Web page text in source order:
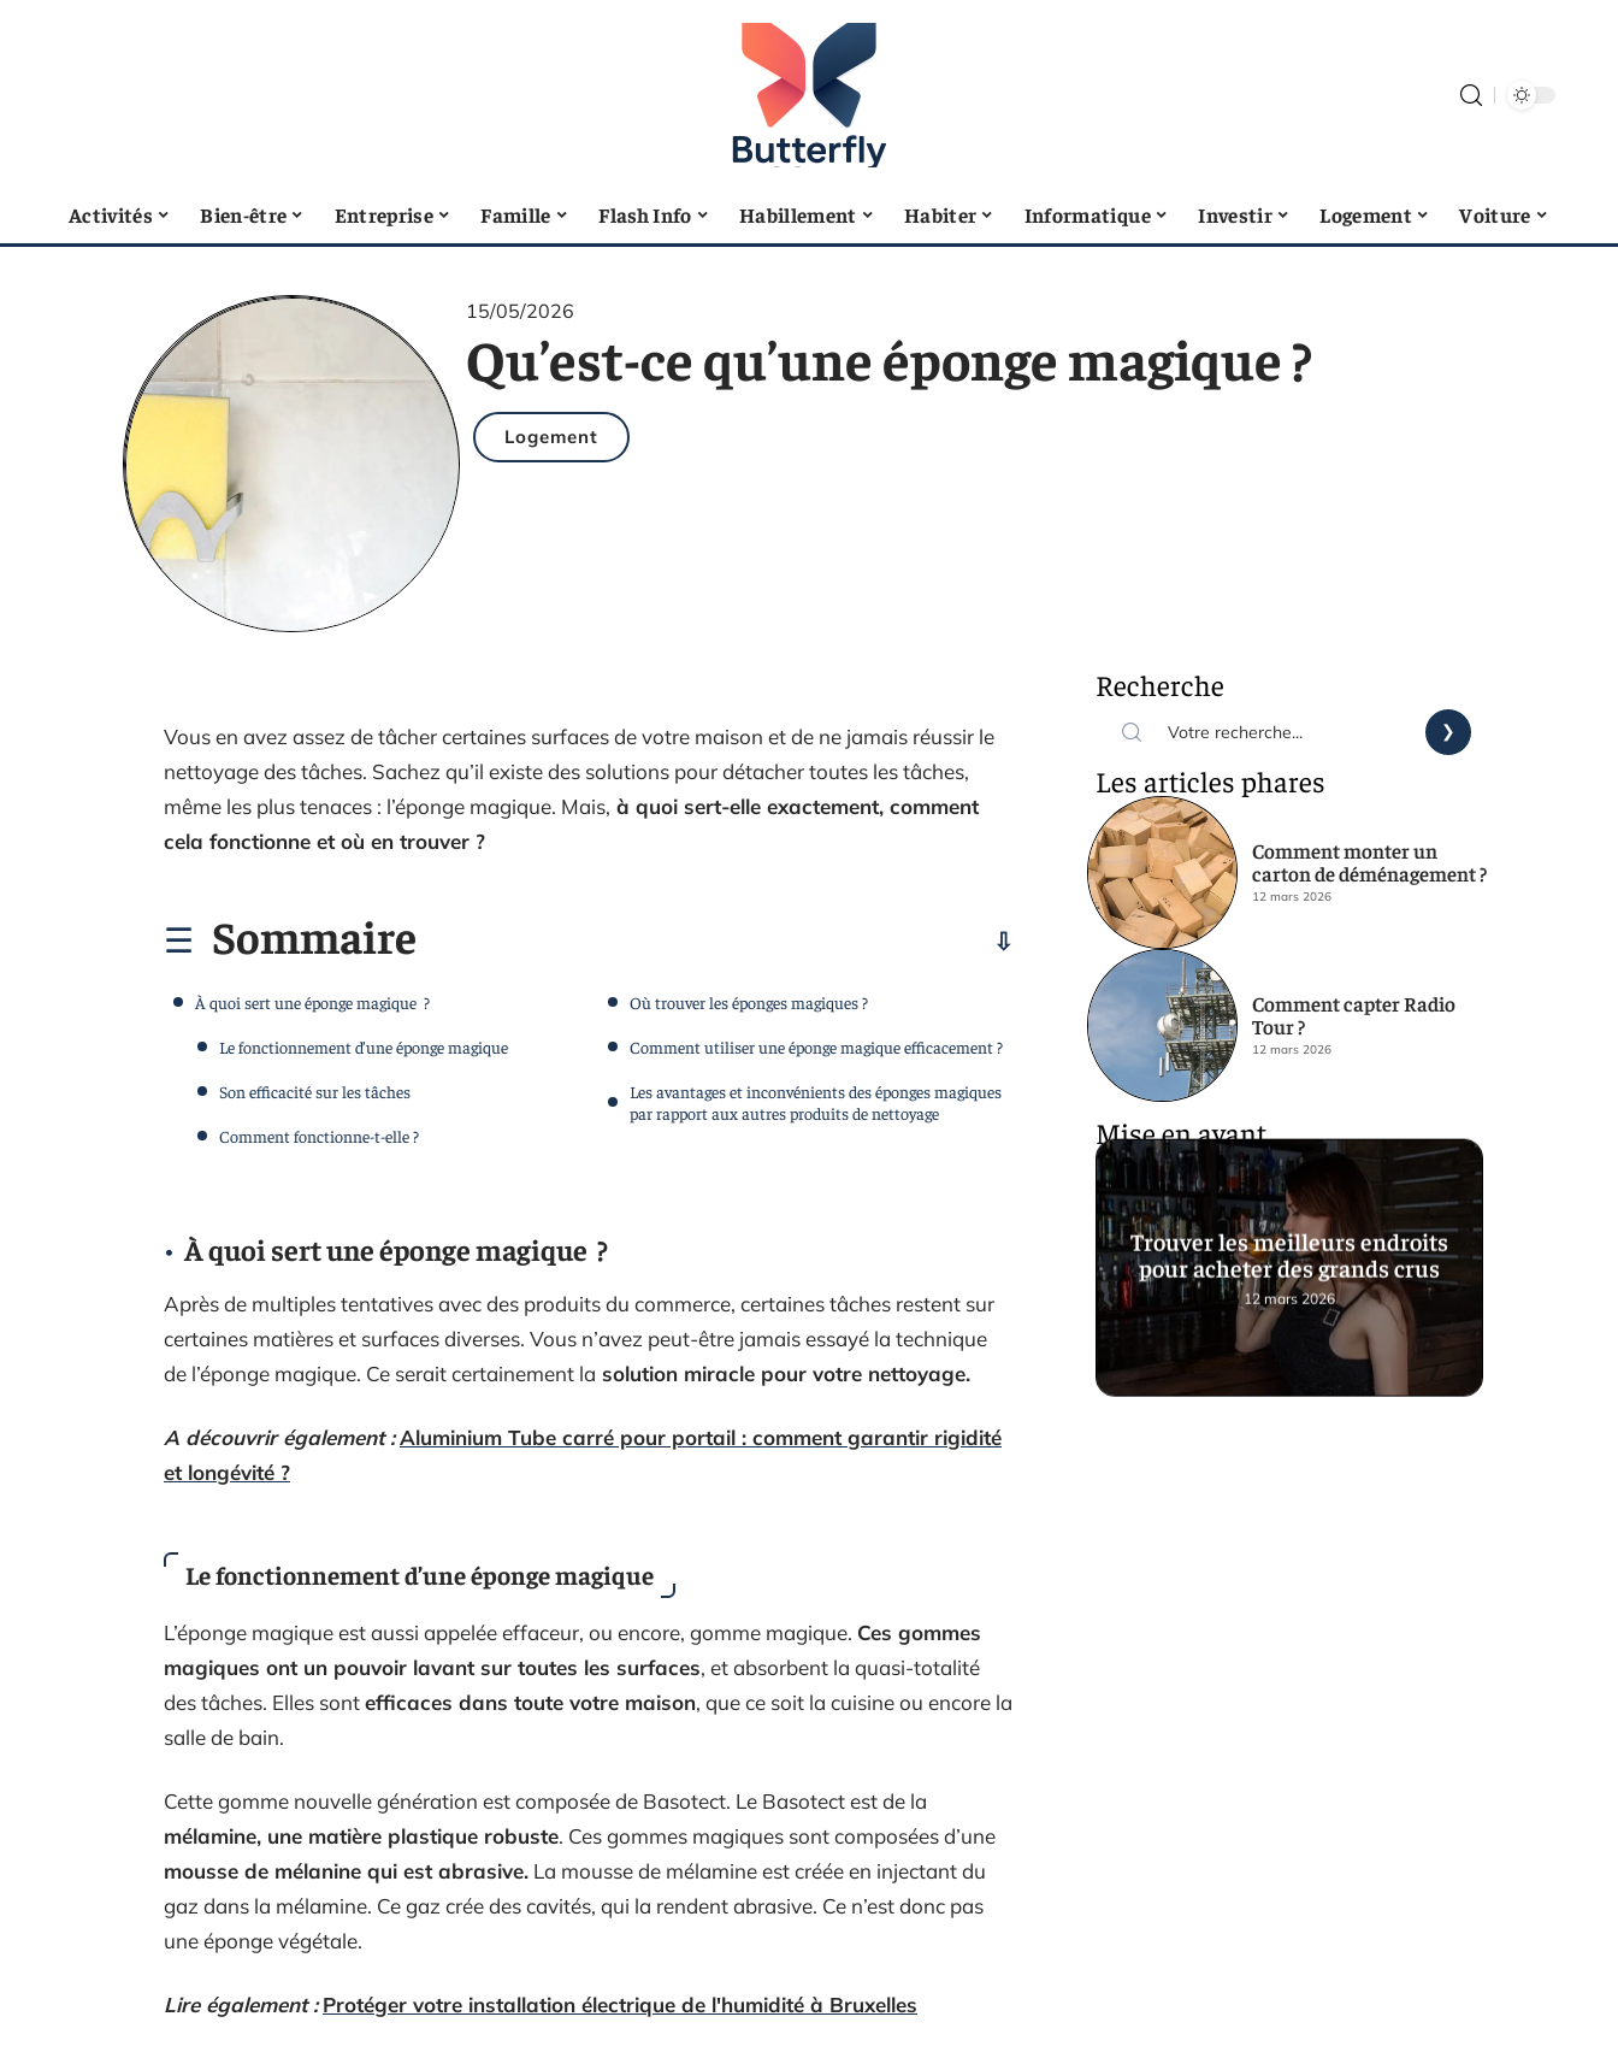
Activités Bien-être Entreprise Famille Flash Info Habillement Habiter Informatique Investir Logement Voiture
15/05/2026
Qu’est-ce qu’une éponge magique ?
Logement
Vous en avez assez de tâcher certaines surfaces de votre maison et de ne jamais réussir le
nettoyage des tâches. Sachez qu’il existe des solutions pour détacher toutes les tâches,
même les plus tenaces : l’éponge magique. Mais, à quoi sert-elle exactement, comment
cela fonctionne et où en trouver ?
Sommaire
À quoi sert une éponge magique ?
Le fonctionnement d’une éponge magique
Son efficacité sur les tâches
Comment fonctionne-t-elle ?
Où trouver les éponges magiques ?
Comment utiliser une éponge magique efficacement ?
Les avantages et inconvénients des éponges magiques
par rapport aux autres produits de nettoyage
À quoi sert une éponge magique ?
Après de multiples tentatives avec des produits du commerce, certaines tâches restent sur
certaines matières et surfaces diverses. Vous n’avez peut-être jamais essayé la technique
de l’éponge magique. Ce serait certainement la solution miracle pour votre nettoyage.
A découvrir également :Aluminium Tube carré pour portail : comment garantir rigidité
et longévité ?
Le fonctionnement d’une éponge magique
L’éponge magique est aussi appelée effaceur, ou encore, gomme magique. Ces gommes
magiques ont un pouvoir lavant sur toutes les surfaces, et absorbent la quasi-totalité
des tâches. Elles sontefficaces dans toute votre maison, que ce soit la cuisine ou encore la
salle de bain.
Cette gomme nouvelle génération est composée de Basotect. Le Basotect est de la
mélamine, une matière plastique robuste. Ces gommes magiques sont composées d’une
mousse de mélanine qui est abrasive. La mousse de mélamine est créée en injectant du
gaz dans la mélamine. Ce gaz crée des cavités, qui la rendent abrasive. Ce n’est donc pas
une éponge végétale.
Lire également : Protéger votre installation électrique de l'humidité à Bruxelles
Recherche
Les articles phares
Comment monter un
carton de déménagement ?
12 mars 2026
Comment capter Radio
Tour ?
12 mars 2026
Mise en avant
Trouver les meilleurs endroits
pour acheter des grands crus
12 mars 2026